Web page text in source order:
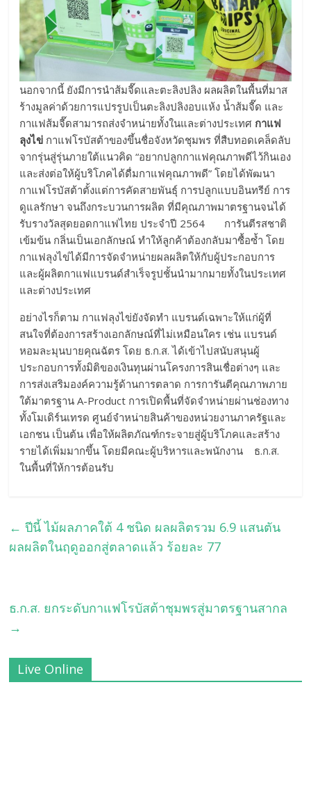
นอกจากนี้ ยังมีการนำส้มจี๊ดและตะลิงปลิง ผลผลิตในพื้นที่มาส
ร้างมูลค่าด้วยการแปรรูปเป็นตะลิงปลิงอบแห้ง น้ำส้มจี๊ด และ
กาแฟส้มจี๊ดสามารถส่งจำหน่ายทั้งในและต่างประเทศ กาแฟ
ลุงไข่ กาแฟโรบัสต้าของขึ้นชื่อจังหวัดชุมพร ที่สืบทอดเคล็ดลับ
จากรุ่นสู่รุ่นภายใต้แนวคิด “อยากปลูกกาแฟคุณภาพดีไว้กินเอง
และส่งต่อให้ผู้บริโภคได้ดื่มกาแฟคุณภาพดี” โดยได้พัฒนา
กาแฟโรบัสต้าตั้งแต่การคัดสายพันธุ์ การปลูกแบบอินทรีย์ การ
ดูแลรักษา จนถึงกระบวนการผลิต ที่มีคุณภาพมาตรฐานจนได้
รับรางวัลสุดยอดกาแฟไทย ประจำปี 2564 การันตีรสชาติ
เข้มข้น กลิ่นเป็นเอกลักษณ์ ทำให้ลูกค้าต้องกลับมาซื้อซ้ำ โดย
กาแฟลุงไข่ได้มีการจัดจำหน่ายผลผลิตให้กับผู้ประกอบการ
และผู้ผลิตกาแฟแบรนด์สำเร็จรูปชั้นนำมากมายทั้งในประเทศ
และต่างประเทศ
อย่างไรก็ตาม กาแฟลุงไข่ยังจัดทำ แบรนด์เฉพาะให้แก่ผู้ที่
สนใจที่ต้องการสร้างเอกลักษณ์ที่ไม่เหมือนใคร เช่น แบรนด์
หอมละมุนบายคุณฉัตร โดย ธ.ก.ส. ได้เข้าไปสนับสนุนผู้
ประกอบการทั้งมิติของเงินทุนผ่านโครงการสินเชื่อต่างๆ และ
การส่งเสริมองค์ความรู้ด้านการตลาด การการันตีคุณภาพภาย
ใต้มาตรฐาน A-Product การเปิดพื้นที่จัดจำหน่ายผ่านช่องทาง
ทั้งโมเดิร์นเทรด ศูนย์จำหน่ายสินค้าของหน่วยงานภาครัฐและ
เอกชน เป็นต้น เพื่อให้ผลิตภัณฑ์กระจายสู่ผู้บริโภคและสร้าง
รายได้เพิ่มมากขึ้น โดยมีคณะผู้บริหารและพนักงาน ธ.ก.ส.
ในพื้นที่ให้การต้อนรับ
← ปีนี้ ไม้ผลภาคใต้ 4 ชนิด ผลผลิตรวม 6.9 แสนตัน
ผลผลิตในฤดูออกสู่ตลาดแล้ว ร้อยละ 77
ธ.ก.ส. ยกระดับกาแฟโรบัสต้าชุมพรสู่มาตรฐานสากล
→
Live Online